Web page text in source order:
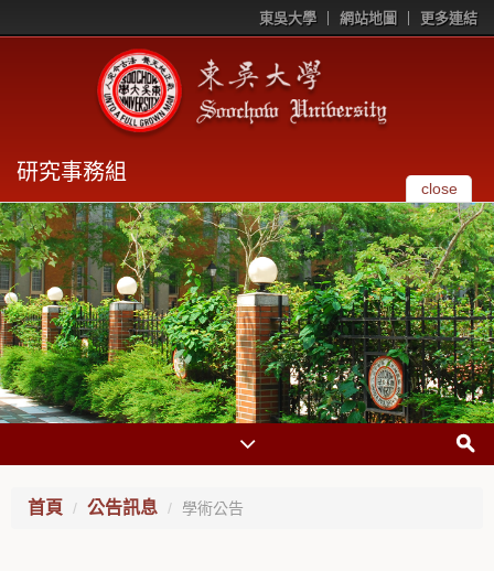
東吳大學 網站地圖 更多連結
研究事務組
close
首頁 公告訊息 學術公告